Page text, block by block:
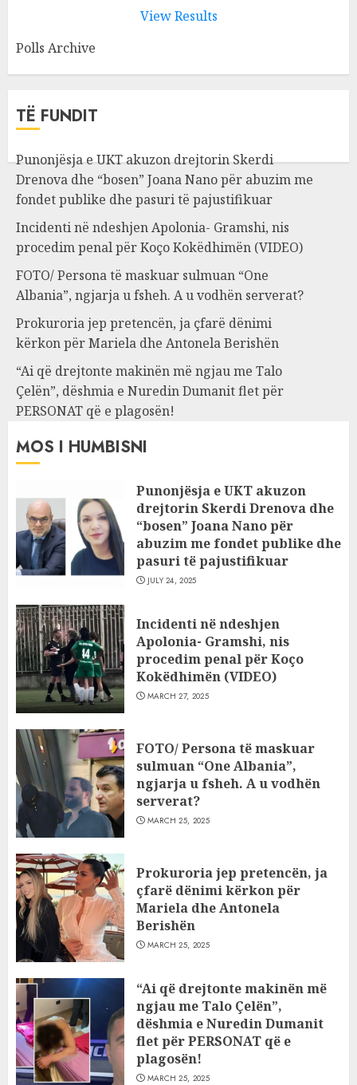
View Results
Polls Archive
TË FUNDIT
Punonjësja e UKT akuzon drejtorin Skerdi
Drenova dhe “bosen” Joana Nano për abuzim me
fondet publike dhe pasuri të pajustifikuar
Incidenti në ndeshjen Apolonia- Gramshi, nis
procedim penal për Koço Kokëdhimën (VIDEO)
FOTO/ Persona të maskuar sulmuan “One
Albania”, ngjarja u fsheh. A u vodhën serverat?
Prokuroria jep pretencën, ja çfarë dënimi
kërkon për Mariela dhe Antonela Berishën
“Ai që drejtonte makinën më ngjau me Talo
Çelën”, dëshmia e Nuredin Dumanit flet për
PERSONAT që e plagosën!
MOS I HUMBISNI
Punonjësja e UKT akuzon
drejtorin Skerdi Drenova dhe
“bosen” Joana Nano për
abuzim me fondet publike dhe
pasuri të pajustifikuar
JULY 24, 2025
Incidenti në ndeshjen
Apolonia- Gramshi, nis
procedim penal për Koço
Kokëdhimën (VIDEO)
MARCH 27, 2025
FOTO/ Persona të maskuar
sulmuan “One Albania”,
ngjarja u fsheh. A u vodhën
serverat?
MARCH 25, 2025
Prokuroria jep pretencën, ja
çfarë dënimi kërkon për
Mariela dhe Antonela
Berishën
MARCH 25, 2025
“Ai që drejtonte makinën më
ngjau me Talo Çelën”,
dëshmia e Nuredin Dumanit
flet për PERSONAT që e
plagosën!
MARCH 25, 2025